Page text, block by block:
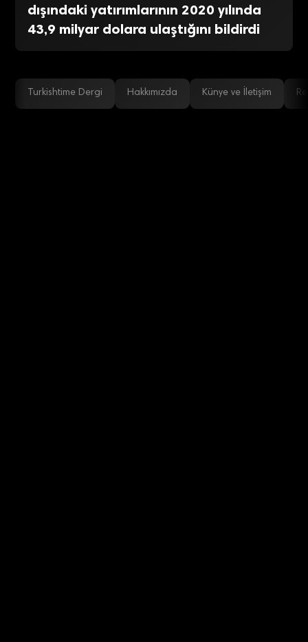
dışındaki yatırımlarının 2020 yılında
43,9 milyar dolara ulaştığını bildirdi
Turkishtime Dergi Hakkımızda Künye ve İletişim